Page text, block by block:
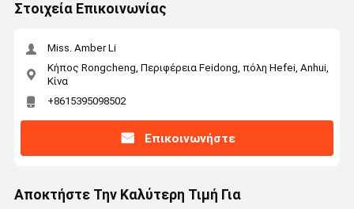
Στοιχεία Επικοινωνίας
Miss. Amber Li
Κήπος Rongcheng, Περιφέρεια Feidong, πόλη Hefei, Anhui,
Κίνα
+8615395098502
Επικοινωνήστε
Αποκτήστε Την Καλύτερη Τιμή Για